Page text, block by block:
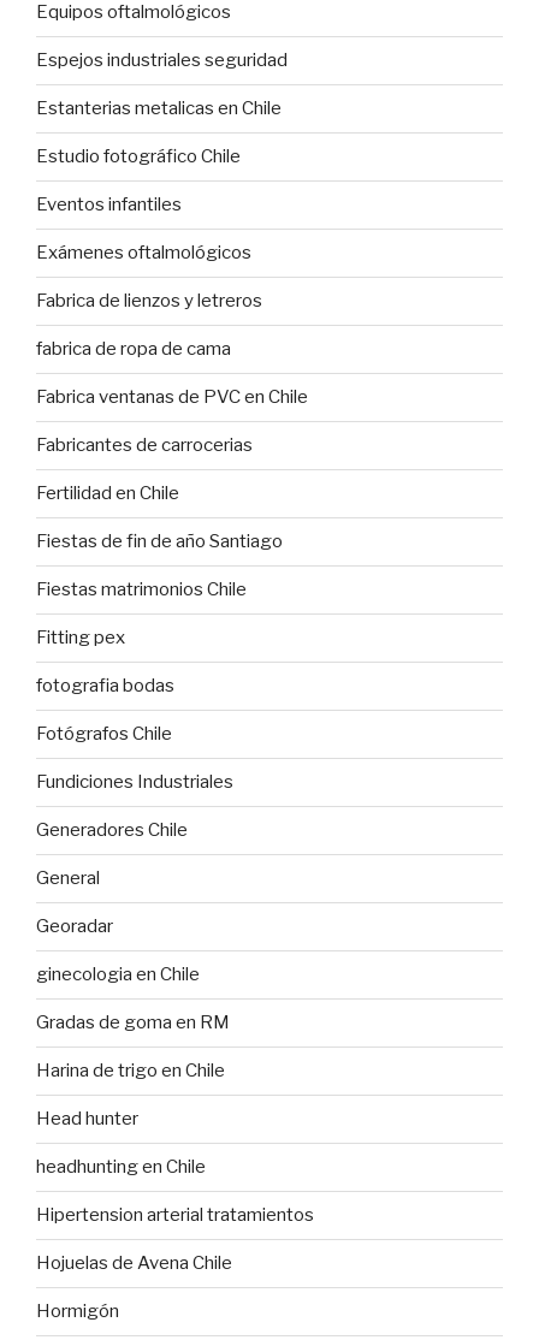
Equipos oftalmológicos
Espejos industriales seguridad
Estanterias metalicas en Chile
Estudio fotográfico Chile
Eventos infantiles
Exámenes oftalmológicos
Fabrica de lienzos y letreros
fabrica de ropa de cama
Fabrica ventanas de PVC en Chile
Fabricantes de carrocerias
Fertilidad en Chile
Fiestas de fin de año Santiago
Fiestas matrimonios Chile
Fitting pex
fotografia bodas
Fotógrafos Chile
Fundiciones Industriales
Generadores Chile
General
Georadar
ginecologia en Chile
Gradas de goma en RM
Harina de trigo en Chile
Head hunter
headhunting en Chile
Hipertension arterial tratamientos
Hojuelas de Avena Chile
Hormigón